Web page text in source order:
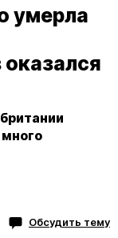
умерла
Обсудить тему